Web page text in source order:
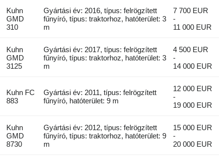
Kuhn
GMD
310
Gyártási év: 2016, típus: felrögzített
fűnyíró, típus: traktorhoz, hatóterület: 3
m
7 700 EUR
-
11 000 EUR
Kuhn
GMD
3125
Gyártási év: 2017, típus: felrögzített
fűnyíró, típus: traktorhoz, hatóterület: 3
m
4 500 EUR
-
14 000 EUR
Kuhn FC
883
Gyártási év: 2011, típus: felrögzített
fűnyíró, hatóterület: 9 m
12 000 EUR
-
19 000 EUR
Kuhn
GMD
8730
Gyártási év: 2012, típus: felrögzített
fűnyíró, típus: traktorhoz, hatóterület: 9
m
15 000 EUR
-
20 000 EUR